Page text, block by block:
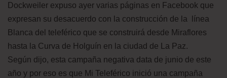
Dockweiler expuso ayer varias páginas en Facebook que
expresan su desacuerdo con la construcción de la línea
Blanca del teleférico que se construirá desde Miraflores
hasta la Curva de Holguín en la ciudad de La Paz.
Según dijo, esta campaña negativa data de junio de este
año y por eso es que Mi Teleférico inició una campaña